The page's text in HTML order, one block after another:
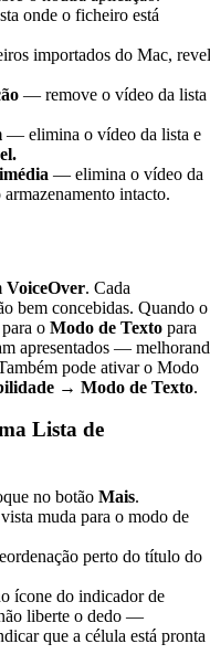
onde o ficheiro está
importados do Mac,
— remove o vídeo da lista
— elimina o vídeo da lista e
— elimina o vídeo da
intacto.
VoiceOver. Cada
bem concebidas. Quando o
o Modo de Texto para
apresentados —
pode ativar o Modo
→ Modo de Texto.
Lista de
no botão Mais.
muda para o modo de
perto do título do
ícone do indicador de
liberte o dedo —
que a célula está pronta